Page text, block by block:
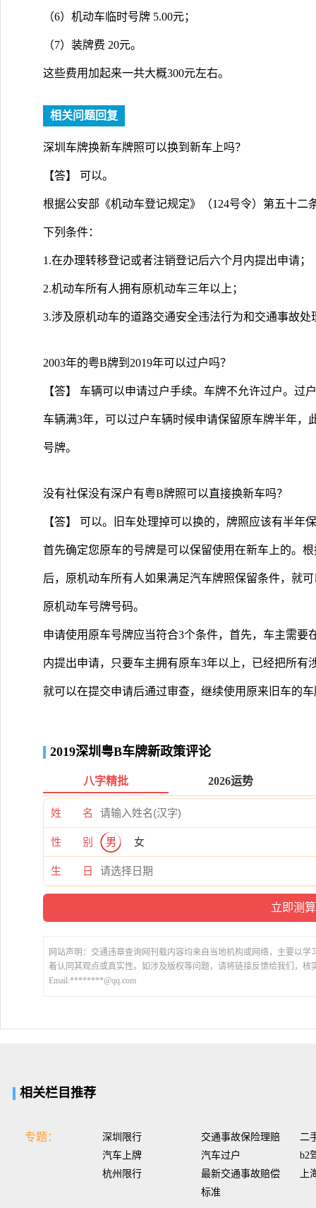
（6）机动车临时号牌 5.00元；
（7）装牌费 20元。
这些费用加起来一共大概300元左右。
相关问题回复
深圳车牌换新车牌照可以换到新车上吗？
【答】 可以。
根据公安部《机动车登记规定》（124号令）第五十
下列条件：
1.在办理转移登记或者注销登记后六个月内提出申请；
2.机动车所有人拥有原机动车三年以上；
3.涉及原机动车的道路交通安全违法行为和交通事故处
2003年的粤B牌到2019年可以过户吗？
【答】 车辆可以申请过户手续。车牌不允许过户。过
车辆满3年，可以过户车辆时候申请保留原车牌半年
号牌。
没有社保没有深户有粤B牌照可以直接换新车吗？
【答】 可以。旧车处理掉可以换的，牌照应该有半年
首先确定您原车的号牌是可以保留使用在新车上的。
后，原机动车所有人如果满足汽车牌照保留条件，就
原机动车号牌号码。
申请使用原车号牌应当符合3个条件，首先，车主需
内提出申请，只要车主拥有原车3年以上，已经把所
就可以在提交申请后通过审查，继续使用原来旧车的
2019深圳粤B车牌新政策评论
八字精批 2026运势
姓 名
性 别 男 女
生 日
网站声明：交通违章查询网刊载内容均来自当地机构或网络，主要以
着认同其观点或真实性。如涉及版权等问题，请将链接反馈给我们，核
Email:********@qq.com
相关栏目推荐
专题： 深圳限行 交通事故保险理赔
二
汽车上牌
汽车过户
b2
杭州限行
最新交通事故赔偿
标准
上